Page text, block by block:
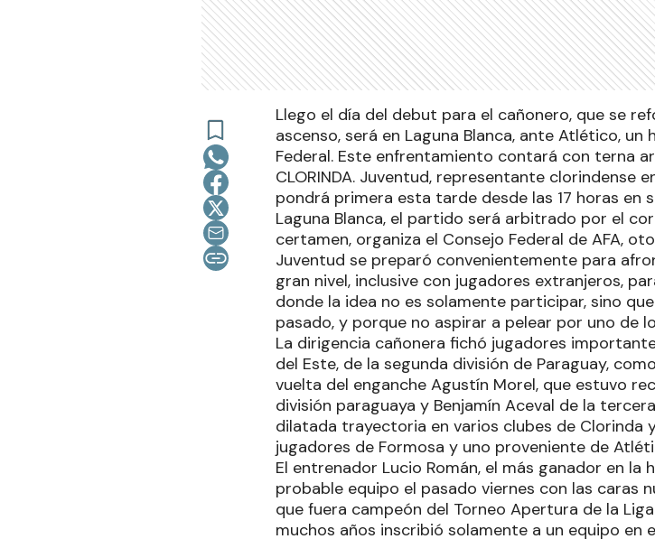
Llego el día del debut para el cañonero, que se
ascenso, será en Laguna Blanca, ante Atlético,
Federal. Este enfrentamiento contará con terna
CLORINDA. Juventud, representante clorindense
pondrá primera esta tarde desde las 17 horas en
Laguna Blanca, el partido será arbitrado por el
certamen, organiza el Consejo Federal de AFA,
Juventud se preparó convenientemente para
gran nivel, inclusive con jugadores extranjeros,
donde la idea no es solamente participar, sino
pasado, y porque no aspirar a pelear por uno de
La dirigencia cañonera fichó jugadores
del Este, de la segunda división de Paraguay,
vuelta del enganche Agustín Morel, que estuvo
división paraguaya y Benjamín Aceval de la
dilatada trayectoria en varios clubes de Clorinda
jugadores de Formosa y uno proveniente de
El entrenador Lucio Román, el más ganador en
probable equipo el pasado viernes con las caras
que fuera campeón del Torneo Apertura de la
muchos años inscribió solamente a un equipo en